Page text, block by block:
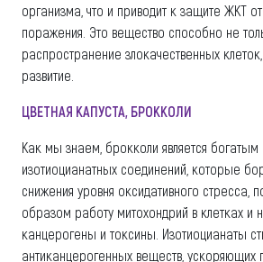
организма, что и приводит к защите ЖКТ
поражения. Это вещество способно не
распространение злокачественных
развитие.
ЦВЕТНАЯ КАПУСТА, БРОККОЛИ
Как мы знаем, брокколи является богатым
изотиоцианатных соединений, которые
снижения уровня оксидативного стресса,
образом работу митохондрий в клетках и
канцерогены и токсины. Изотиоцианаты
антиканцерогенных веществ, ускоряющих